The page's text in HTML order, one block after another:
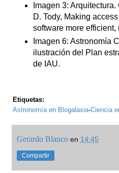
Imagen 3:
D. Tody, Making
software more efficient,
Imagen 6: Astronomía
ilustración del Plan
de IAU.
Etiquetas:
Astronomía en Blogalaxia-Ciencia
Gerardo Blanco en 14:45
Compartir